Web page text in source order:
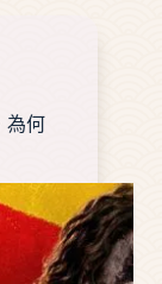
為何